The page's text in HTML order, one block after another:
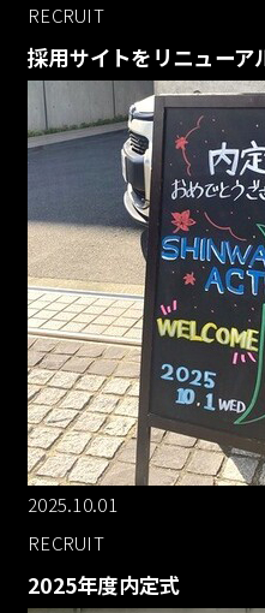
RECRUIT
採用サイトをリニューア
2025.10.01
RECRUIT
2025年度内定式